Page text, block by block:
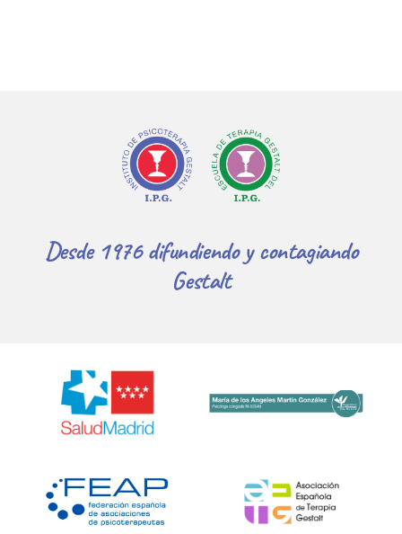
Desde 1976 difundiendo y contagiando
Gestalt